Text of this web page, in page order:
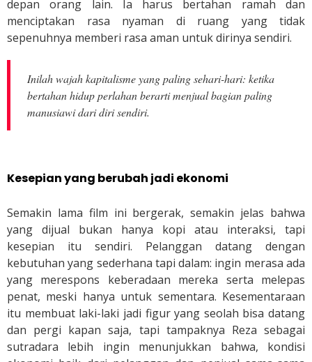
depan orang lain. Ia harus bertahan ramah dan
menciptakan rasa nyaman di ruang yang tidak
sepenuhnya memberi rasa aman untuk dirinya sendiri.
Inilah wajah kapitalisme yang paling sehari-hari: ketika
bertahan hidup perlahan berarti menjual bagian paling
manusiawi dari diri sendiri.
Kesepian yang berubah jadi ekonomi
Semakin lama film ini bergerak, semakin jelas bahwa
yang dijual bukan hanya kopi atau interaksi, tapi
kesepian itu sendiri. Pelanggan datang dengan
kebutuhan yang sederhana tapi dalam: ingin merasa ada
yang merespons keberadaan mereka serta melepas
penat, meski hanya untuk sementara. Kesementaraan
itu membuat laki-laki jadi figur yang seolah bisa datang
dan pergi kapan saja, tapi tampaknya Reza sebagai
sutradara lebih ingin menunjukkan bahwa, kondisi